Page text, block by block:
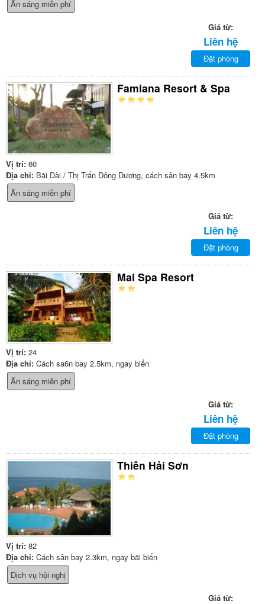
Ăn sáng miễn phí
Giá từ:
Liên hệ
Đặt phòng
Famiana Resort & Spa
Vị trí: 60
Địa chỉ: Bãi Dài / Thị Trấn Đông Dương, cách sân bay 4.5km
Ăn sáng miễn phí
Giá từ:
Liên hệ
Đặt phòng
Mai Spa Resort
Vị trí: 24
Địa chỉ: Cách sa6n bay 2.5km, ngay biển
Ăn sáng miễn phí
Giá từ:
Liên hệ
Đặt phòng
Thiên Hải Sơn
Vị trí: 82
Địa chỉ: Cách sân bay 2.3km, ngay bãi biển
Dịch vụ hội nghị
Giá từ: